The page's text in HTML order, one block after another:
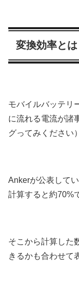
変換効率とは
モバイルバッテリ
に流れる電流が諸
グってみください）
Ankerが公表して
計算すると約70%
そこから計算した
きるかも合わせて